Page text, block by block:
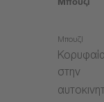
Μπουζί
Μπουζί
στην